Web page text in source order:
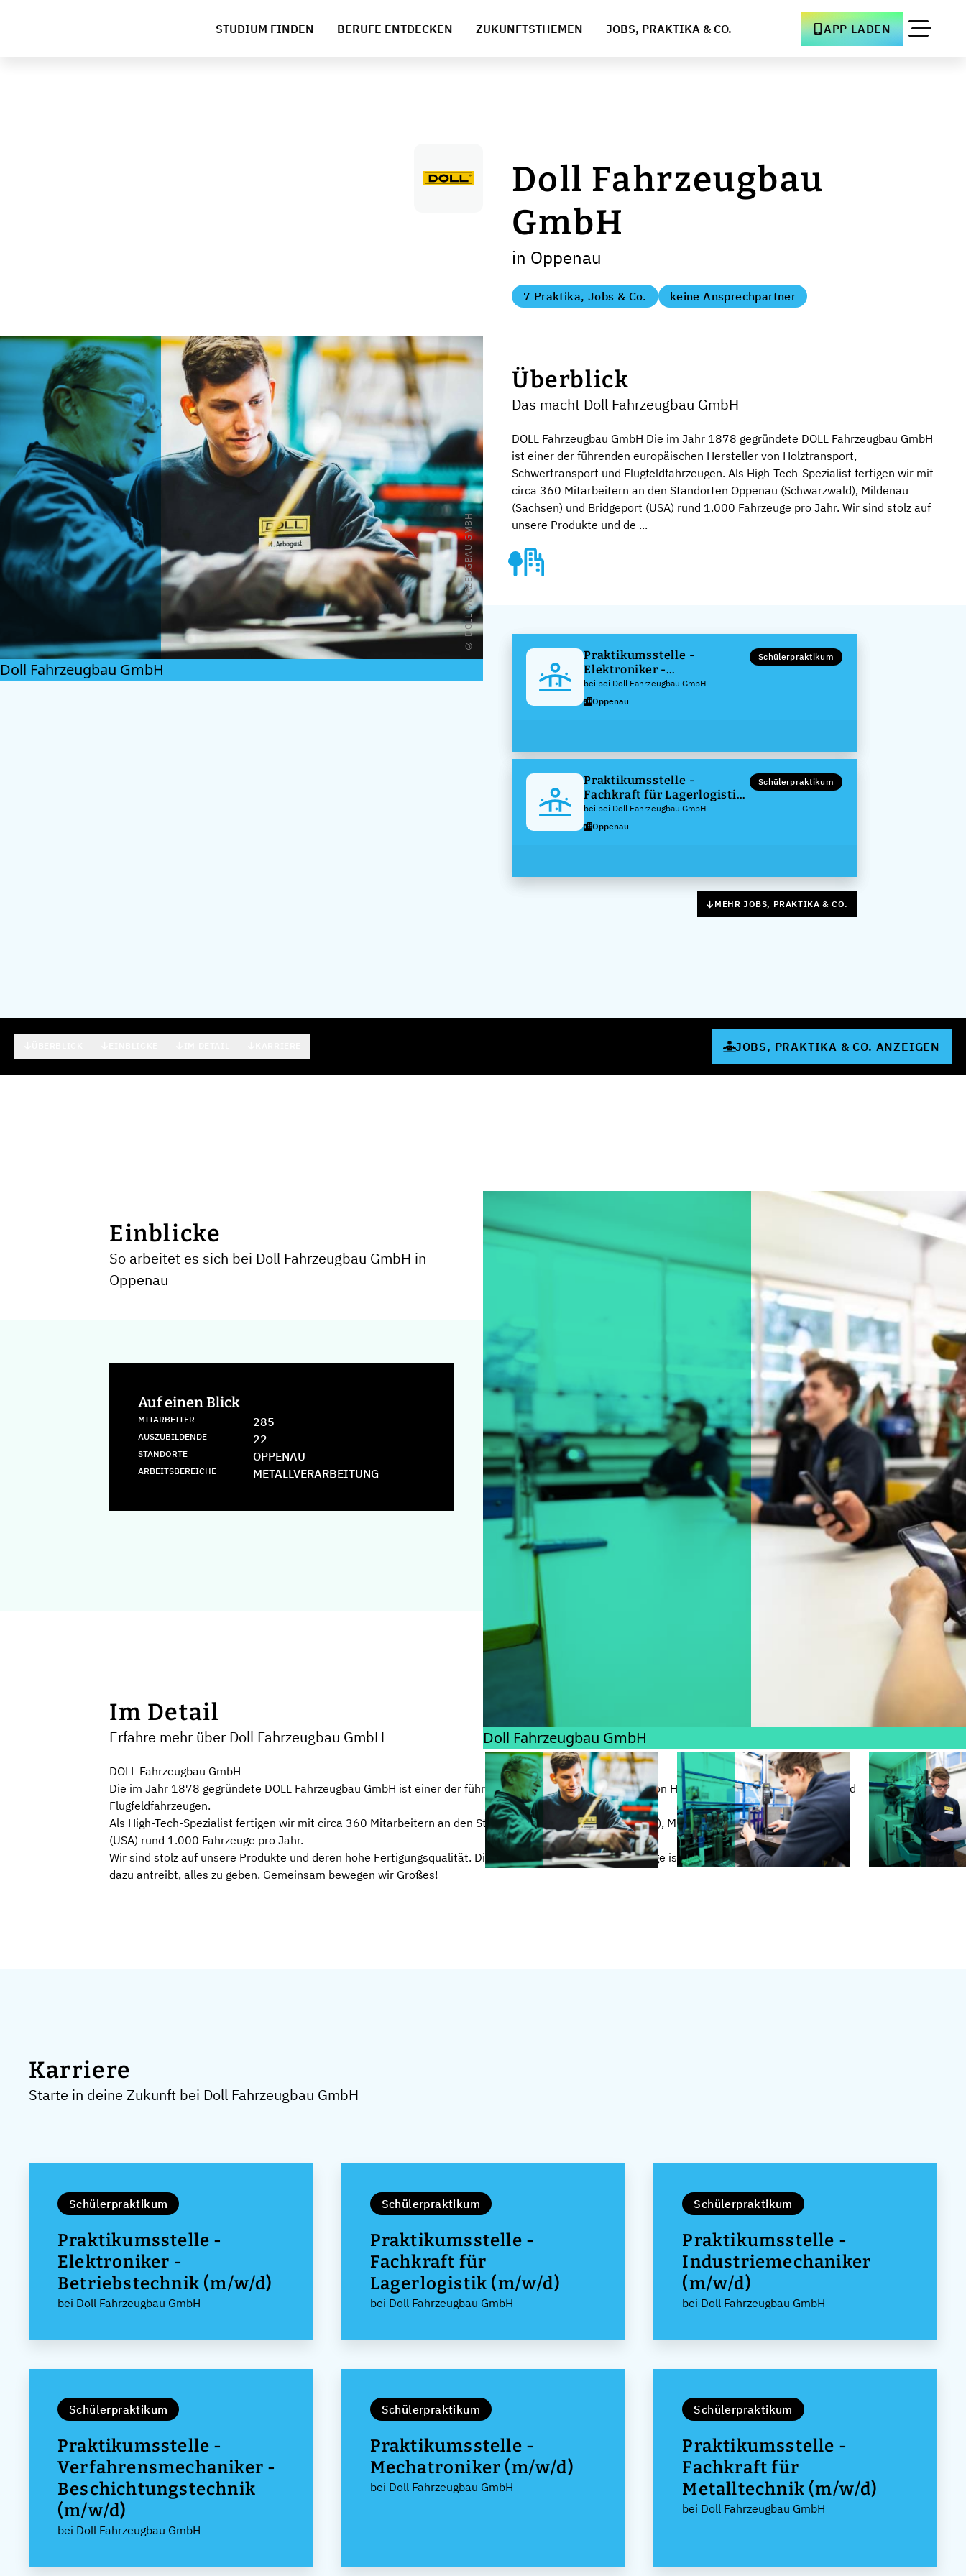
STUDIUM FINDEN BERUFE ENTDECKEN ZUKUNFTSTHEMEN JOBS, PRAKTIKA & CO. APP LADEN
Doll Fahrzeugbau
GmbH
in Oppenau
7 Praktika, Jobs & Co. keine Ansprechpartner
© DOLL FAHRZEUGBAU GMBH
Doll Fahrzeugbau GmbH
Überblick
Das macht Doll Fahrzeugbau GmbH
DOLL Fahrzeugbau GmbH Die im Jahr 1878 gegründete DOLL Fahrzeugbau GmbH
ist einer der führenden europäischen Hersteller von Holztransport,
Schwertransport und Flugfeldfahrzeugen. Als High-Tech-Spezialist fertigen wir mit
circa 360 Mitarbeitern an den Standorten Oppenau (Schwarzwald), Mildenau
(Sachsen) und Bridgeport (USA) rund 1.000 Fahrzeuge pro Jahr. Wir sind stolz auf
unsere Produkte und de ...
Praktikumsstelle -
Elektroniker -
Betriebstechnik (m/w/d)
bei bei Doll Fahrzeugbau GmbH
Schülerpraktikum
Oppenau
Praktikumsstelle -
Fachkraft für Lagerlogistik
(m/w/d)
bei bei Doll Fahrzeugbau GmbH
Schülerpraktikum
Oppenau
MEHR JOBS, PRAKTIKA & CO.
JOBS, PRAKTIKA & CO. ANZEIGEN
Einblicke
So arbeitet es sich bei Doll Fahrzeugbau GmbH in
Oppenau
Doll Fahrzeugbau GmbH
Auf einen Blick
MITARBEITER 285
AUSZUBILDENDE 22
STANDORTE OPPENAU
ARBEITSBEREICHE METALLVERARBEITUNG
Im Detail
Erfahre mehr über Doll Fahrzeugbau GmbH
DOLL Fahrzeugbau GmbH
Die im Jahr 1878 gegründete DOLL Fahrzeugbau GmbH ist einer der führenden europäischen Hersteller von Holztransport, Schwertransport und
Flugfeldfahrzeugen.
Als High-Tech-Spezialist fertigen wir mit circa 360 Mitarbeitern an den Standorten Oppenau (Schwarzwald), Mildenau (Sachsen) und Bridgeport
(USA) rund 1.000 Fahrzeuge pro Jahr.
Wir sind stolz auf unsere Produkte und deren hohe Fertigungsqualität. Die Faszination für unsere Fahrzeuge ist, was uns jeden Tag als Team
dazu antreibt, alles zu geben. Gemeinsam bewegen wir Großes!
Karriere
Starte in deine Zukunft bei Doll Fahrzeugbau GmbH
Schülerpraktikum
Praktikumsstelle -
Elektroniker -
Betriebstechnik (m/w/d)
bei Doll Fahrzeugbau GmbH
Schülerpraktikum
Praktikumsstelle -
Fachkraft für
Lagerlogistik (m/w/d)
bei Doll Fahrzeugbau GmbH
Schülerpraktikum
Praktikumsstelle -
Industriemechaniker
(m/w/d)
bei Doll Fahrzeugbau GmbH
Schülerpraktikum
Praktikumsstelle -
Verfahrensmechaniker -
Beschichtungstechnik
(m/w/d)
bei Doll Fahrzeugbau GmbH
Schülerpraktikum
Praktikumsstelle -
Mechatroniker (m/w/d)
bei Doll Fahrzeugbau GmbH
Schülerpraktikum
Praktikumsstelle -
Fachkraft für
Metalltechnik (m/w/d)
bei Doll Fahrzeugbau GmbH